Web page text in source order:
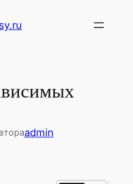
admin